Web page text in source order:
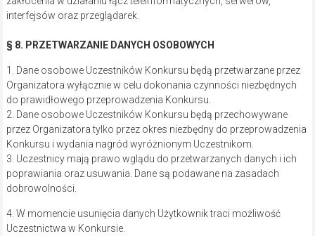
interfejsów oraz przeglądarek.
§ 8. PRZETWARZANIE DANYCH OSOBOWYCH
1. Dane osobowe Uczestników Konkursu będą przetwarzane przez
Organizatora wyłącznie w celu dokonania czynności niezbędnych
do prawidłowego przeprowadzenia Konkursu.
2. Dane osobowe Uczestników Konkursu będą przechowywane
przez Organizatora tylko przez okres niezbędny do przeprowadzenia
Konkursu i wydania nagród wyróżnionym Uczestnikom.
3. Uczestnicy mają prawo wglądu do przetwarzanych danych i ich
poprawiania oraz usuwania. Dane są podawane na zasadach
dobrowolności.
4. W momencie usunięcia danych Użytkownik traci możliwość
Uczestnictwa w Konkursie.